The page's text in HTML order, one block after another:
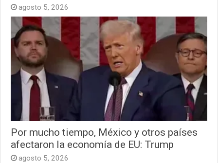
agosto 5, 2026
Por mucho tiempo, México y otros países
afectaron la economía de EU: Trump
agosto 5, 2026